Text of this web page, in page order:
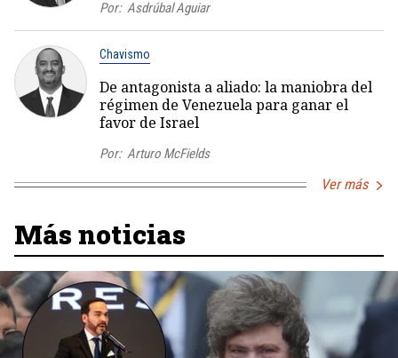
Por: Asdrúbal Aguiar
Chavismo
De antagonista a aliado: la maniobra del
régimen de Venezuela para ganar el
favor de Israel
Por: Arturo McFields
Ver más
Más noticias